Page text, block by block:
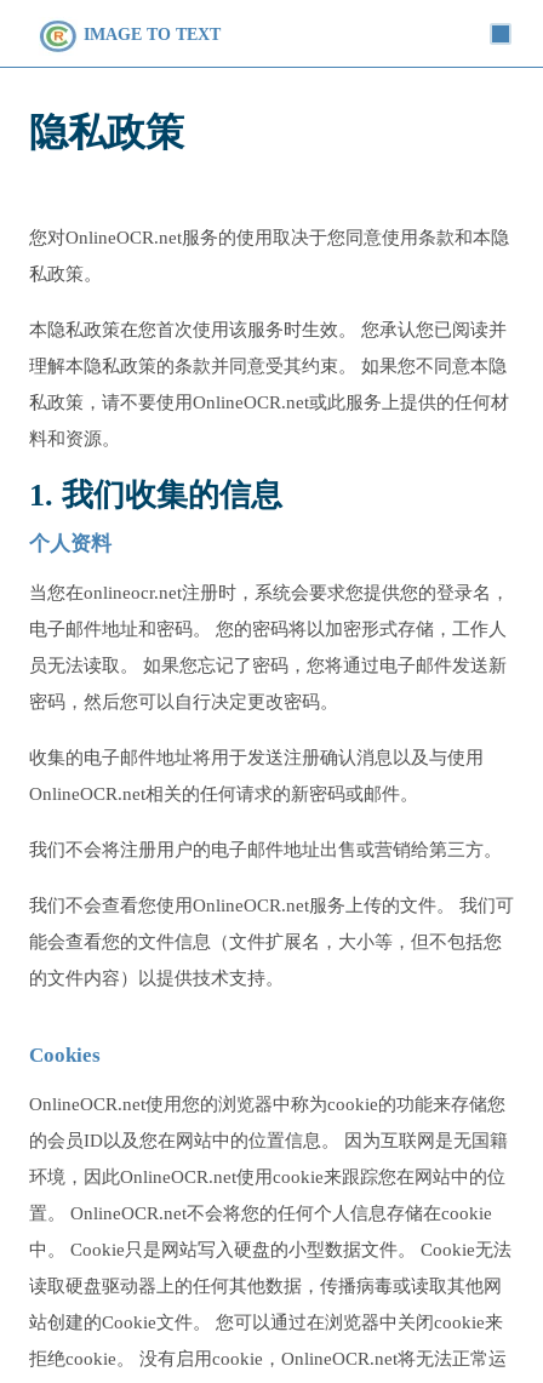
IMAGE TO TEXT
隐私政策
您对OnlineOCR.net服务的使用取决于您同意使用条款和本隐
私政策。
本隐私政策在您首次使用该服务时生效。 您承认您已阅读并
理解本隐私政策的条款并同意受其约束。 如果您不同意本隐
私政策，请不要使用OnlineOCR.net或此服务上提供的任何材
料和资源。
1. 我们收集的信息
个人资料
当您在onlineocr.net注册时，系统会要求您提供您的登录名，
电子邮件地址和密码。 您的密码将以加密形式存储，工作人
员无法读取。 如果您忘记了密码，您将通过电子邮件发送新
密码，然后您可以自行决定更改密码。
收集的电子邮件地址将用于发送注册确认消息以及与使用
OnlineOCR.net相关的任何请求的新密码或邮件。
我们不会将注册用户的电子邮件地址出售或营销给第三方。
我们不会查看您使用OnlineOCR.net服务上传的文件。 我们可
能会查看您的文件信息（文件扩展名，大小等，但不包括您
的文件内容）以提供技术支持。
Cookies
OnlineOCR.net使用您的浏览器中称为cookie的功能来存储您
的会员ID以及您在网站中的位置信息。 因为互联网是无国籍
环境，因此OnlineOCR.net使用cookie来跟踪您在网站中的位
置。 OnlineOCR.net不会将您的任何个人信息存储在cookie
中。 Cookie只是网站写入硬盘的小型数据文件。 Cookie无法
读取硬盘驱动器上的任何其他数据，传播病毒或读取其他网
站创建的Cookie文件。 您可以通过在浏览器中关闭cookie来
拒绝cookie。 没有启用cookie，OnlineOCR.net将无法正常运